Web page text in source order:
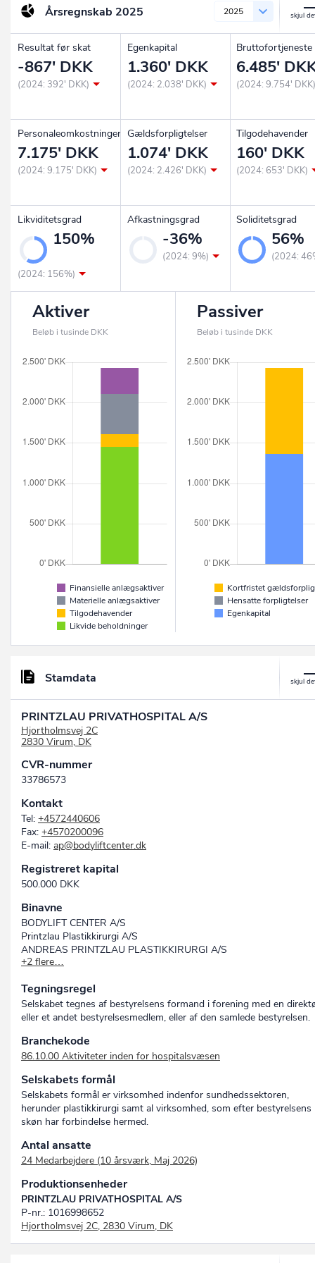
Årsregnskab 2025 2025
Resultat før skat
-867' DKK
(2024: 392' DKK)
Egenkapital
1.360' DKK
(2024: 2.038' DKK)
Bruttofortjeneste
6.485'
(2024: 9.754'
Personaleomkostninger
7.175' DKK
(2024: 9.175' DKK)
Gældsforpligtelser
1.074' DKK
(2024: 2.426' DKK)
Tilgodehavender
160' DKK
(2024: 653' DKK)
Likviditetsgrad
150%
(2024: 156%)
Afkastningsgrad
-36%
(2024: 9%)
Soliditetsgrad
56%
(2024:
Aktiver
Beløb i tusinde DKK
Finansielle anlægsaktiver
Materielle anlægsaktiver
Tilgodehavender
Likvide beholdninger
Passiver
Beløb i tusinde DKK
Kortfristet
Hensatte forpligtelser
Egenkapital
Stamdata
PRINTZLAU PRIVATHOSPITAL A/S
Hjortholmsvej 2C
2830 Virum, DK
CVR-nummer
33786573
Kontakt
Tel: +4572440606
Fax: +4570200096
E-mail: ap@bodyliftcenter.dk
Registreret kapital
500.000 DKK
Binavne
BODYLIFT CENTER A/S
Printzlau Plastikkirurgi A/S
ANDREAS PRINTZLAU PLASTIKKIRURGI A/S
A.P. PLASTIKKIRURGI A/S
+2 flere…
Tegningsregel
Selskabet tegnes af bestyrelsens formand i forening med en
eller et andet bestyrelsesmedlem, eller af den samlede bestyrelsen.
Branchekode
86.10.00 Aktiviteter inden for hospitalsvæsen
Selskabets formål
Selskabets formål er virksomhed indenfor sundhedssektoren,
herunder plastikkirurgi samt al virksomhed, som efter bestyrelsens
skøn har forbindelse hermed.
Antal ansatte
24 Medarbejdere (10 årsværk, Maj 2026)
Produktionsenheder
PRINTZLAU PRIVATHOSPITAL A/S
P-nr.: 1016998652
Hjortholmsvej 2C, 2830 Virum, DK